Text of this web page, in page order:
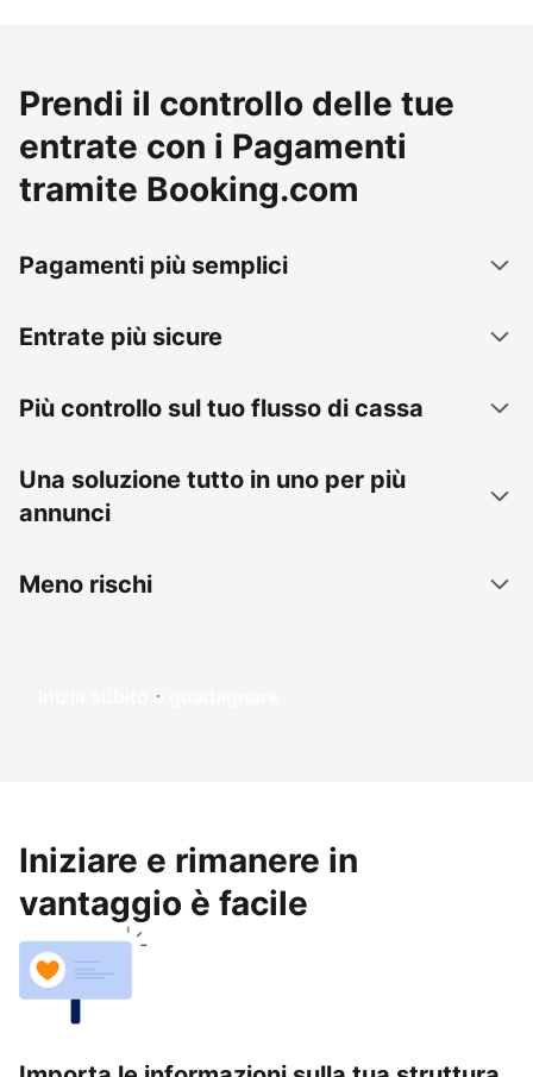
Prendi il controllo delle tue
entrate con i Pagamenti
tramite Booking.com
Pagamenti più semplici
Entrate più sicure
Più controllo sul tuo flusso di cassa
Una soluzione tutto in uno per più
annunci
Meno rischi
Inizia subito a guadagnare
Iniziare e rimanere in
vantaggio è facile